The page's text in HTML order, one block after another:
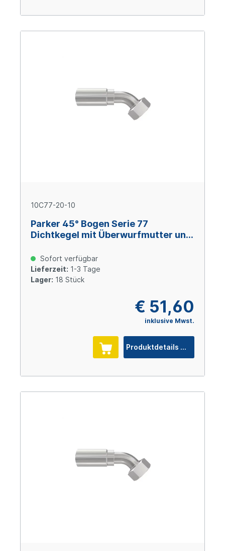
10C77-20-10
Parker 45° Bogen Serie 77
Dichtkegel mit Überwurfmutter und
verzinkt Cr(VI)-frei
Sofort verfügbar
Lieferzeit: 1-3 Tage
Lager: 18 Stück
€ 51,60
inklusive Mwst.
Produktdetails